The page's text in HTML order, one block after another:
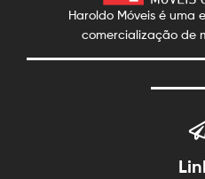
Haroldo Móveis é uma
comercialização de